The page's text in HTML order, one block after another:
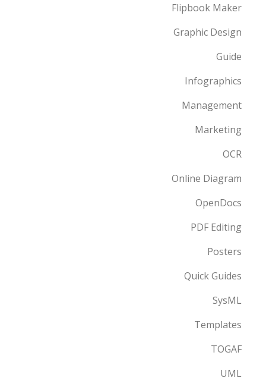
Flipbook Maker
Graphic Design
Guide
Infographics
Management
Marketing
OCR
Online Diagram
OpenDocs
PDF Editing
Posters
Quick Guides
SysML
Templates
TOGAF
UML